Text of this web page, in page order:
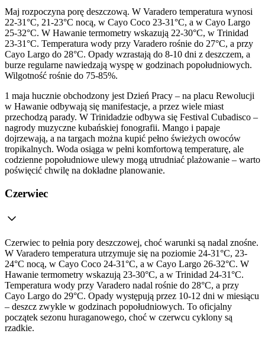
Maj rozpoczyna porę deszczową. W Varadero temperatura wynosi
22-31°C, 21-23°C nocą, w Cayo Coco 23-31°C, a w Cayo Largo
25-32°C. W Hawanie termometry wskazują 22-30°C, w Trinidad
23-31°C. Temperatura wody przy Varadero rośnie do 27°C, a przy
Cayo Largo do 28°C. Opady wzrastają do 8-10 dni z deszczem, a
burze regularne nawiedzają wyspę w godzinach popołudniowych.
Wilgotność rośnie do 75-85%.
1 maja hucznie obchodzony jest Dzień Pracy – na placu Rewolucji
w Hawanie odbywają się manifestacje, a przez wiele miast
przechodzą parady. W Trinidadzie odbywa się Festival Cubadisco –
nagrody muzyczne kubańskiej fonografii. Mango i papaje
dojrzewają, a na targach można kupić pełno świeżych owoców
tropikalnych. Woda osiąga w pełni komfortową temperaturę, ale
codzienne popołudniowe ulewy mogą utrudniać plażowanie – warto
poświęcić chwilę na dokładne planowanie.
Czerwiec
Czerwiec to pełnia pory deszczowej, choć warunki są nadal znośne.
W Varadero temperatura utrzymuje się na poziomie 24-31°C, 23-
24°C nocą, w Cayo Coco 24-31°C, a w Cayo Largo 26-32°C. W
Hawanie termometry wskazują 23-30°C, a w Trinidad 24-31°C.
Temperatura wody przy Varadero nadal rośnie do 28°C, a przy
Cayo Largo do 29°C. Opady występują przez 10-12 dni w miesiącu
– deszcz zwykle w godzinach popołudniowych. To oficjalny
początek sezonu huraganowego, choć w czerwcu cyklony są
rzadkie.